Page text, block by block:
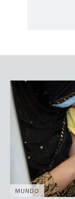
MUNDO